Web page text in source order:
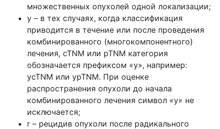
множественных опухолей одной локализации;
у – в тех случаях, когда классификация
приводится в течение или после проведения
комбинированного (многокомпонентного)
лечения, cTNM или pTNM категория
обозначается префиксом «у», например:
ycTNM или ypTNM. При оценке
распространения опухоли до начала
комбинированного лечения символ «у» не
исключается;
r – рецидив опухоли после радикального